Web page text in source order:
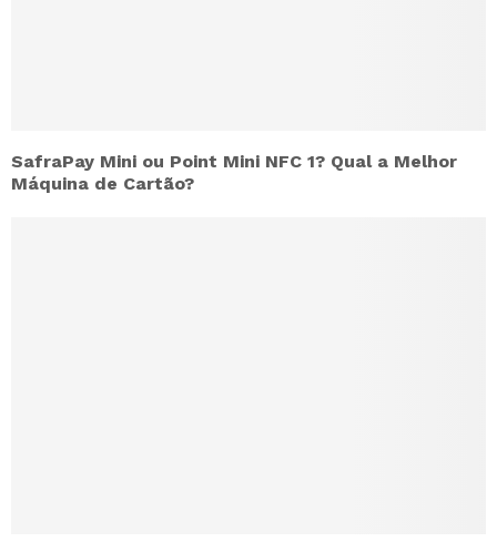
SafraPay Mini ou Point Mini NFC 1? Qual a Melhor
Máquina de Cartão?